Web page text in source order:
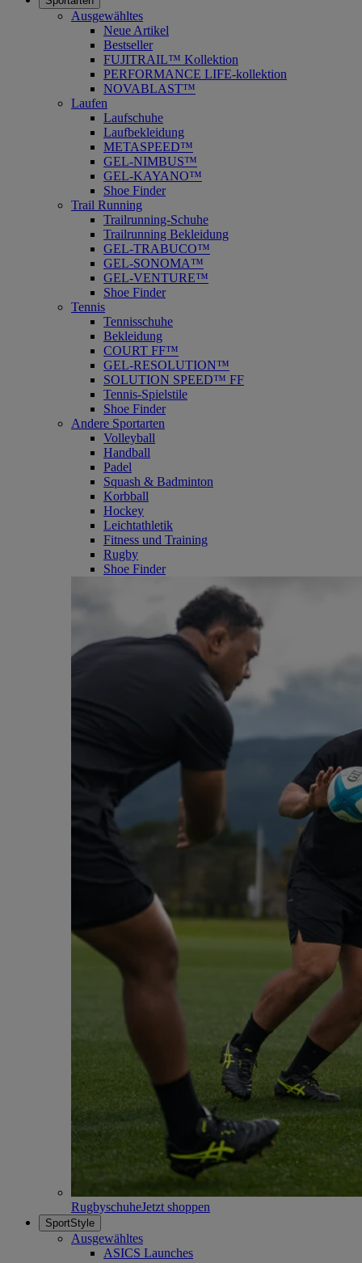
Ausgewähltes
Neue Artikel
Bestseller
FUJITRAIL™ Kollektion
PERFORMANCE LIFE-kollektion
NOVABLAST™
Laufen
Laufschuhe
Laufbekleidung
METASPEED™
GEL-NIMBUS™
GEL-KAYANO™
Shoe Finder
Trail Running
Trailrunning-Schuhe
Trailrunning Bekleidung
GEL-TRABUCO™
GEL-SONOMA™
GEL-VENTURE™
Shoe Finder
Tennis
Tennisschuhe
Bekleidung
COURT FF™
GEL-RESOLUTION™
SOLUTION SPEED™ FF
Tennis-Spielstile
Shoe Finder
Andere Sportarten
Volleyball
Handball
Padel
Squash & Badminton
Korbball
Hockey
Leichtathletik
Fitness und Training
Rugby
Shoe Finder
RugbyschuheJetzt shoppen
SportStyle
Ausgewähltes
ASICS Launches